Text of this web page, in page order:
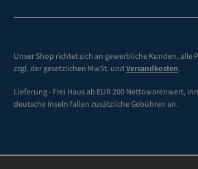
Re
es
tig
it
h
he
Re
es
Unser Shop richtet sich an gewerbliche Kunden, alle
zzgl. der gesetzlichen MwSt. undVersandkosten.
Lieferung - Frei Haus ab EUR 200 Nettowarenwert,
deutsche Inseln fallen zusätzliche Gebühren an.